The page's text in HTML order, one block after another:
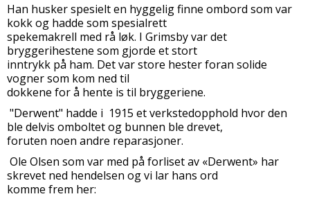
Han husker spesielt en hyggelig finne ombord som var
kokk og hadde som spesialrett
spekemakrell med rå løk. I Grimsby var det
bryggerihestene som gjorde et stort
inntrykk på ham. Det var store hester foran solide
vogner som kom ned til
dokkene for å hente is til bryggeriene.
"Derwent" hadde i 1915 et verkstedopphold hvor den
ble delvis omboltet og bunnen ble drevet,
foruten noen andre reparasjoner.
Ole Olsen som var med på forliset av «Derwent» har
skrevet ned hendelsen og vi lar hans ord
komme frem her: